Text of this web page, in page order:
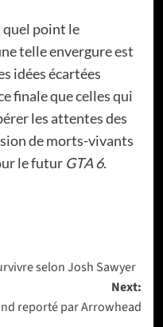
point le
telle envergure est
idées écartées
finale que celles qui
les attentes des
de morts-vivants
le futur GTA 6.
selon Josh Sawyer
Next:
reporté par Arrowhead